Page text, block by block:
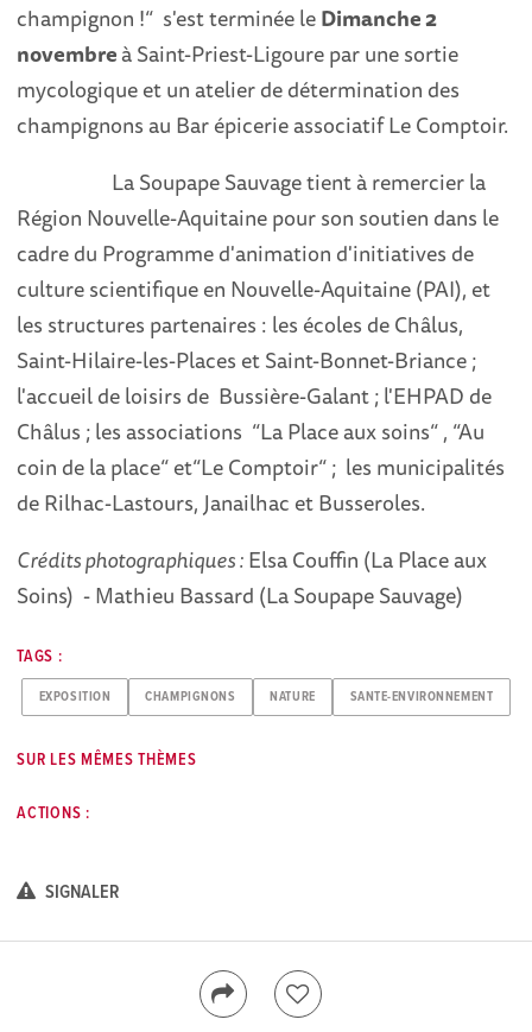
champignon !“ s'est terminée leDimanche 2
novembreà Saint-Priest-Ligoure par une sortie
mycologique et un atelier de détermination des
champignons au Bar épicerie associatif Le Comptoir.
La Soupape Sauvage tient à remercier la
Région Nouvelle-Aquitaine pour son soutien dans le
cadre du Programme d'animation d'initiatives de
culture scientifique en Nouvelle-Aquitaine (PAI), et
les structures partenaires : les écoles de Châlus,
Saint-Hilaire-les-Places et Saint-Bonnet-Briance ;
l'accueil de loisirs de Bussière-Galant ; l'EHPAD de
Châlus ; les associations “La Place aux soins“ , “Au
coin de la place“ et“Le Comptoir“ ; les municipalités
de Rilhac-Lastours, Janailhac et Busseroles.
Crédits photographiques :Elsa Couffin (La Place aux
Soins) - Mathieu Bassard (La Soupape Sauvage)
TAGS :
EXPOSITION CHAMPIGNONS NATURE SANTE-ENVIRONNEMENT
SUR LES MÊMES THÈMES
ACTIONS :
SIGNALER